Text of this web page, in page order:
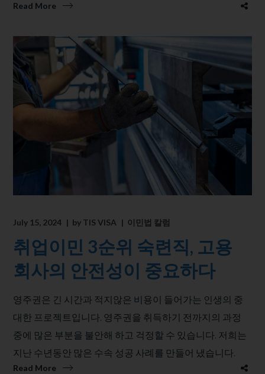
Read More
July 15, 2024 by TIS VISA 이민법 칼럼
취업이민 3순위 숙련직, 고용
회사의 안전성이 중요하다
영주권은 긴 시간과 적지않은 비용이 들어가는 ​인생의 중
대한 프로젝트입니다. 영주권을 취득하기 전까지의 과정
중에 많은 부분을 불안해 하고 걱정할 수 있습니다. 저희는
지난 수년동안 많은 수속 성공 사례를 만들어 냈습니다.
Read More